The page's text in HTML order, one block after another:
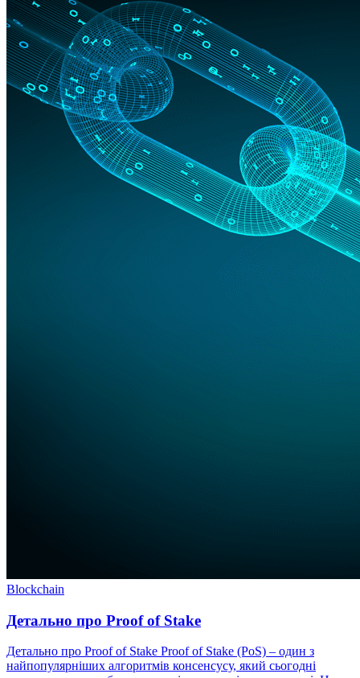
Blockchain
Детально про Proof of Stake
Детально про Proof of Stake Proof of Stake (PoS) – один з
найпопулярніших алгоритмів консенсусу, який сьогодні